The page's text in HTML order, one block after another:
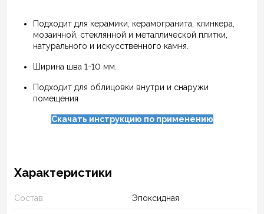
Подходит для керамики, керамогранита, клинкера,
мозаичной, стеклянной и металлической плитки,
натурального и искусственного камня.
Ширина шва 1-10 мм.
Подходит для облицовки внутри и снаружи
помещения
Скачать инструкцию по применению
Характеристики
Состав: Эпоксидная